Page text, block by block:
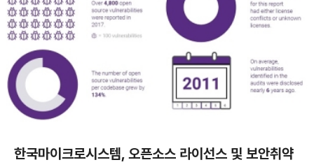
한국마이크로시스템, 오픈소스 라이선스 및 보안취약